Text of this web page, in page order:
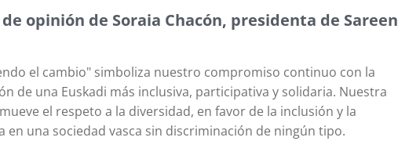
opinión de Soraia Chacón, presidenta de Sareen
el cambio" simboliza nuestro compromiso continuo con la
de una Euskadi más inclusiva, participativa y solidaria. Nuestra
el respeto a la diversidad, en favor de la inclusión y la
en una sociedad vasca sin discriminación de ningún tipo.